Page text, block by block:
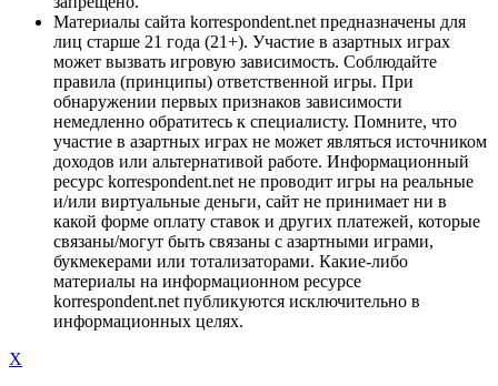
Материалы сайта korrespondent.net предназначены для
лиц старше 21 года (21+). Участие в азартных играх
может вызвать игровую зависимость. Соблюдайте
правила (принципы) ответственной игры. При
обнаружении первых признаков зависимости
немедленно обратитесь к специалисту. Помните, что
участие в азартных играх не может являться источником
доходов или альтернативой работе. Информационный
ресурс korrespondent.net не проводит игры на реальные
и/или виртуальные деньги, сайт не принимает ни в
какой форме оплату ставок и других платежей, которые
связаны/могут быть связаны с азартными играми,
букмекерами или тотализаторами. Какие-либо
материалы на информационном ресурсе
korrespondent.net публикуются исключительно в
информационных целях.
X